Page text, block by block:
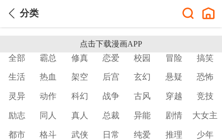
分类
点击下载漫画APP
全部 霸总 修真 恋爱 校园 冒险 搞笑
生活 热血 架空 后宫 玄幻 悬疑 恐怖
灵异 动作 科幻 战争 古风 穿越 竞技
励志 同人 真人 总裁 异能 剧情 大女主
都市 格斗 武侠 日常 纯爱 推理 少年